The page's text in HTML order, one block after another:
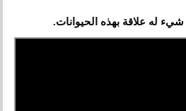
له علاقة بهذه الحيوانات.